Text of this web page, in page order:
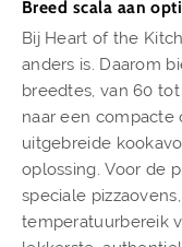
Breed scala aan
Bij Heart of the
anders is. Daarom
breedtes, van 60
naar een
uitgebreide
oplossing. Voor de
speciale
temperatuurbereik